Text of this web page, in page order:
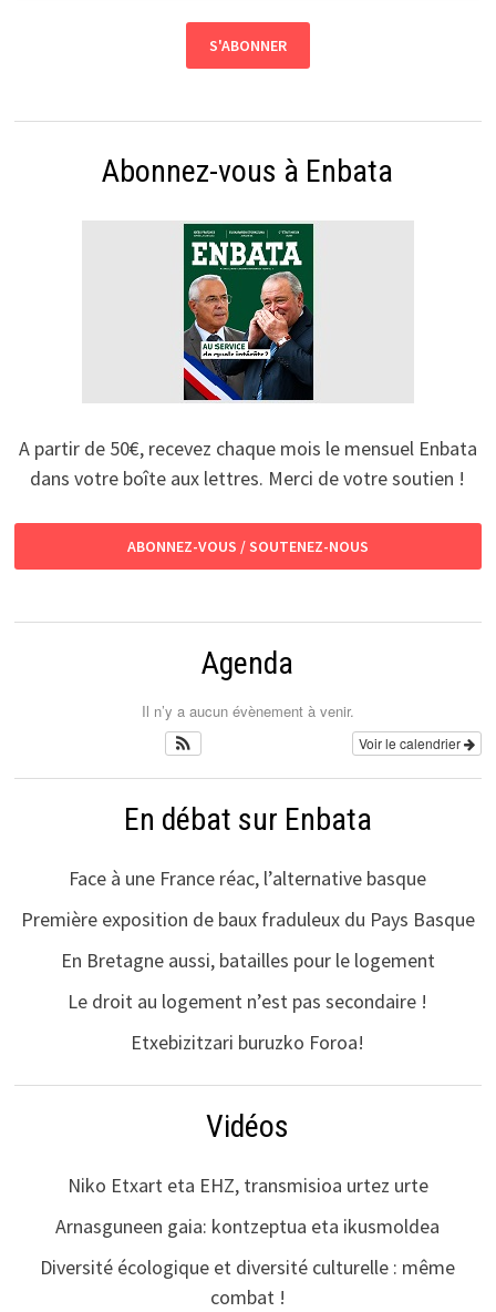
Abonnez-vous à Enbata
A partir de 50€, recevez chaque mois le mensuel Enbata
dans votre boîte aux lettres. Merci de votre soutien !
ABONNEZ-VOUS / SOUTENEZ-NOUS
Agenda
Il n’y a aucun évènement à venir.
Voir le calendrier
En débat sur Enbata
Face à une France réac, l’alternative basque
Première exposition de baux fraduleux du Pays Basque
En Bretagne aussi, batailles pour le logement
Le droit au logement n’est pas secondaire !
Etxebizitzari buruzko Foroa!
Vidéos
Niko Etxart eta EHZ, transmisioa urtez urte
Arnasguneen gaia: kontzeptua eta ikusmoldea
Diversité écologique et diversité culturelle : même
combat !